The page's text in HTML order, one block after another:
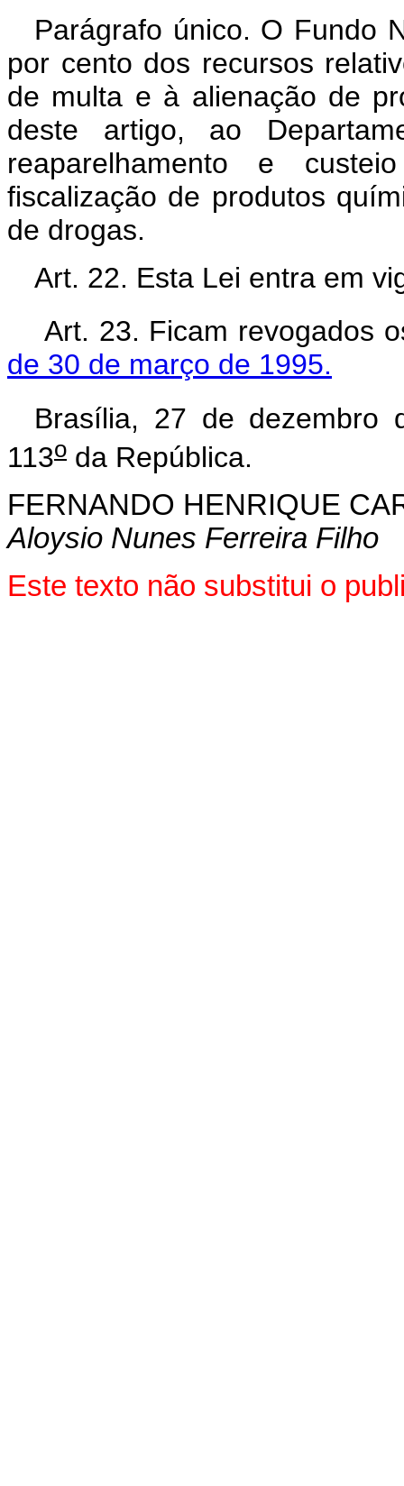
Parágrafo único. O Fundo
por cento dos recursos
de multa e à alienação de
deste artigo, ao
reaparelhamento e
fiscalização de produtos
de drogas.
Art. 22. Esta Lei entra em
Art. 23. Ficam revogados
de 30 de março de 1995.
Brasília, 27 de dezembro
113o da República.
FERNANDO HENRIQUE
Aloysio Nunes Ferreira Filho
Este texto não substitui o